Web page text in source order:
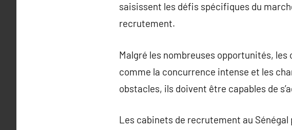
saisissent les défis spécifiques du
recrutement.
Malgré les nombreuses opportunités,
comme la concurrence intense et les
obstacles, ils doivent être capables de
Les cabinets de recrutement au